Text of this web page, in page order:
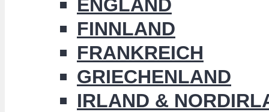
ENGLAND
FINNLAND
FRANKREICH
GRIECHENLAND
IRLAND &